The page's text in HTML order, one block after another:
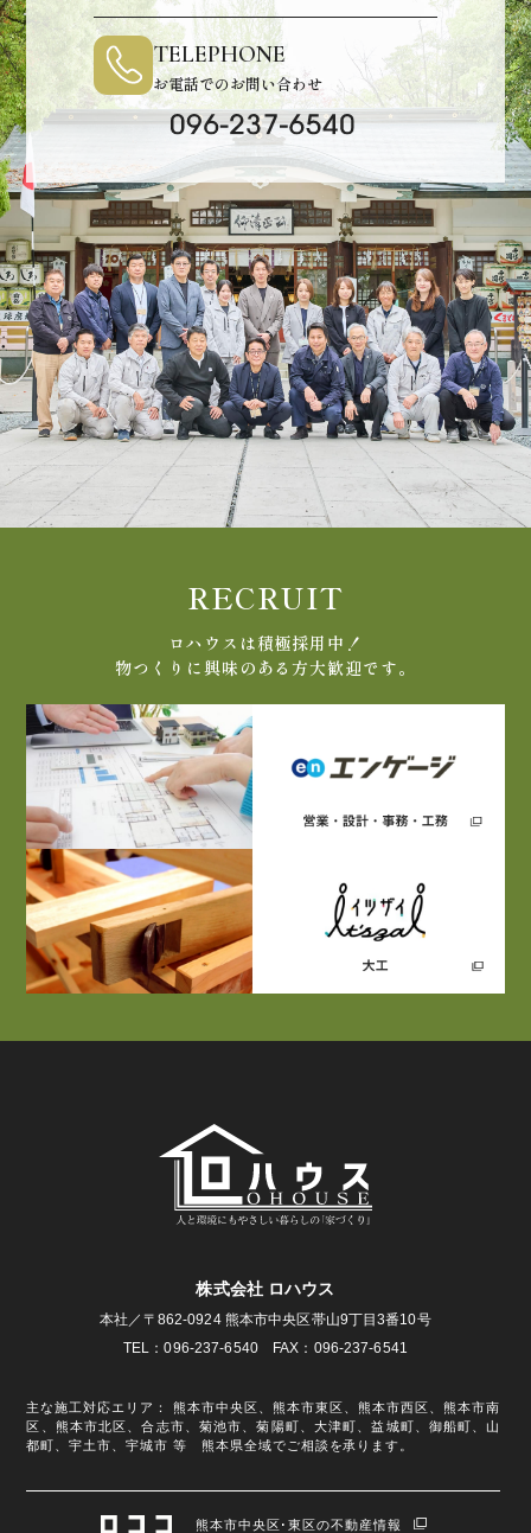
TELEPHONE
お電話でのお問い合わせ
RECRUIT
ロハウスは積極採用中！
物つくりに興味のある方大歓迎です。
株式会社 ロハウス
本社／〒862-0924 熊本市中央区帯山9丁目3番10号
TEL：096-237-6540 FAX：096-237-6541
主な施工対応エリア： 熊本市中央区、熊本市東区、熊本市西区、熊本市南
区、熊本市北区、合志市、菊池市、菊陽町、大津町、益城町、御船町、山
都町、宇土市、宇城市 等 熊本県全域でご相談を承ります。
熊本市中央区･東区の不動産情報